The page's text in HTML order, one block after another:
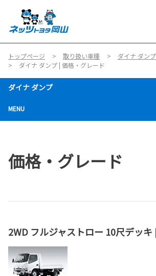
トップページ 取り扱い車種
ダイナ ダンプ
ダイナ ダンプ | 価格・グレード
ダイナ ダンプ
MENU
価格・グレード
2WD フルジャストロー 10尺デッ